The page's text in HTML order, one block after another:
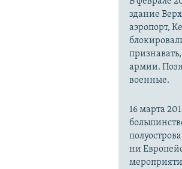
здание
аэропорт,
армии.
военные.
16 марта
ни